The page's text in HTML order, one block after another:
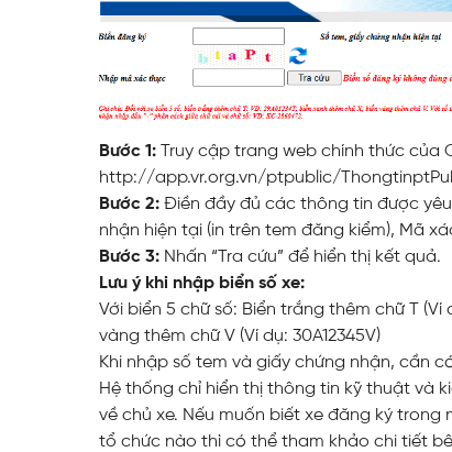
Bước 1: Truy cập trang web chính thức của
http://app.vr.org.vn/ptpublic/
Bước 2: Điền đầy đủ các thông tin được
nhận hiện tại (in trên tem đăng kiểm), Mã
Bước 3: Nhấn “Tra cứu” để hiển thị kết quả.
Lưu ý khi nhập biển số xe:
Với biển 5 chữ số: Biển trắng thêm chữ T (Ví
vàng thêm chữ V (Ví dụ: 30A12345V)
Khi nhập số tem và giấy chứng nhận, cần
Hệ thống chỉ hiển thị thông tin kỹ thuật và
về chủ xe. Nếu muốn biết xe đăng ký
tổ chức nào thì có thể tham khảo chi tiết